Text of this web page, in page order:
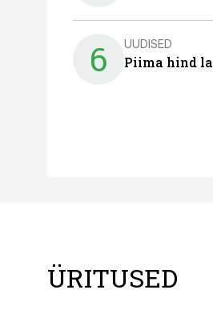
6 UUDISED
Piima hind
ÜRITUSED